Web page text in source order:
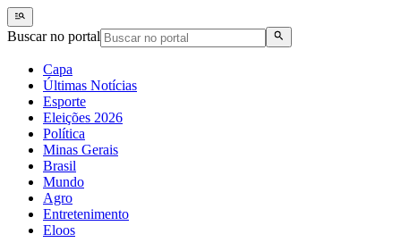
Buscar no portal
Capa
Últimas Notícias
Esporte
Eleições 2026
Política
Minas Gerais
Brasil
Mundo
Agro
Entretenimento
Eloos